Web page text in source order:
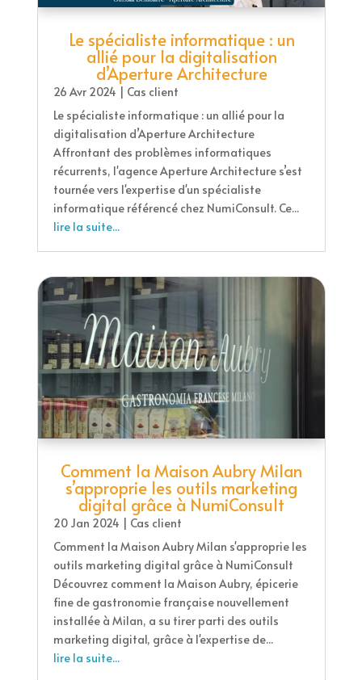
Le spécialiste informatique : un
allié pour la digitalisation
d’Aperture Architecture
26 Avr 2024 | Cas client
Le spécialiste informatique : un allié pour la
digitalisation d’Aperture Architecture
Affrontant des problèmes informatiques
récurrents, l'agence Aperture Architecture s’est
tournée vers l'expertise d'un spécialiste
informatique référencé chez NumiConsult. Ce...
lire la suite...
Comment la Maison Aubry Milan
s’approprie les outils marketing
digital grâce à NumiConsult
20 Jan 2024 | Cas client
Comment la Maison Aubry Milan s'approprie les
outils marketing digital grâce à NumiConsult
Découvrez comment la Maison Aubry, épicerie
fine de gastronomie française nouvellement
installée à Milan, a su tirer parti des outils
marketing digital, grâce à l'expertise de...
lire la suite...